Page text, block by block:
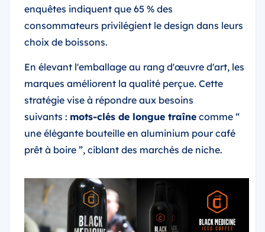
enquêtes indiquent que 65 % des
consommateurs privilégient le design dans leurs
choix de boissons.
En élevant l'emballage au rang d'œuvre d'art, les
marques améliorent la qualité perçue. Cette
stratégie vise à répondre aux besoins
suivants : mots-clés de longue traîne comme “
une élégante bouteille en aluminium pour café
prêt à boire ”, ciblant des marchés de niche.